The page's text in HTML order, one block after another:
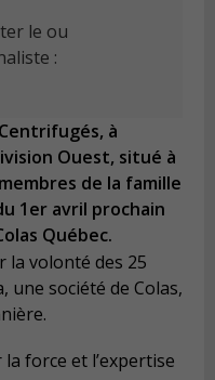
le ou
:
à
Ouest, situé à
de la famille
1er avril prochain
Québec.
la volonté des 25
une société de Colas,
force et l’expertise